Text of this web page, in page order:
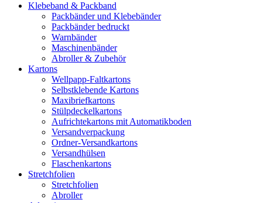
Klebeband & Packband
Packbänder und Klebebänder
Packbänder bedruckt
Warnbänder
Maschinenbänder
Abroller & Zubehör
Kartons
Wellpapp-Faltkartons
Selbstklebende Kartons
Maxibriefkartons
Stülpdeckelkartons
Aufrichtekartons mit Automatikboden
Versandverpackung
Ordner-Versandkartons
Versandhülsen
Flaschenkartons
Stretchfolien
Stretchfolien
Abroller